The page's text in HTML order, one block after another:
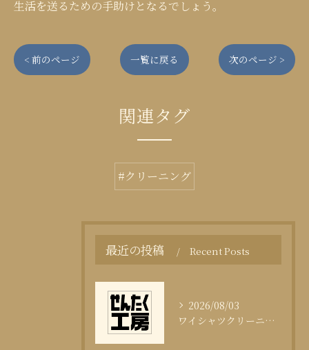
生活を送るための手助けとなるでしょう。
< 前のページ 一覧に戻る 次のページ >
関連タグ
#クリーニング
最近の投稿 Recent Posts
2026/08/03
ワイシャツクリーニング頻度と清潔感の科学